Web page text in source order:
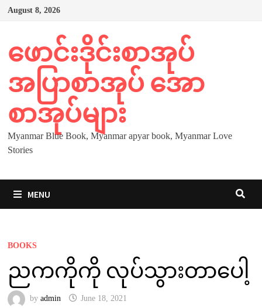
Skip
August 8, 2026
ဖောင်းဒိုင်းစာအုပ်
အပြာစာအုပ် အော
စာအုပ်များ
Myanmar Blue Book, Myanmar apyar book, Myanmar Love
Stories
MENU
BOOKS
ညကကိုကို လုပ်သွားတာပေါ့
by admin June 18, 2021